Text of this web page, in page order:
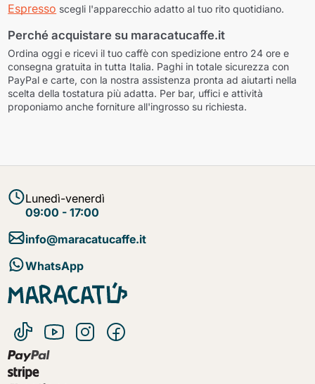
Espresso scegli l'apparecchio adatto al tuo rito quotidiano.
Perché acquistare su maracatucaffe.it
Ordina oggi e ricevi il tuo caffè con spedizione entro 24 ore e
consegna gratuita in tutta Italia. Paghi in totale sicurezza con
PayPal e carte, con la nostra assistenza pronta ad aiutarti nella
scelta della tostatura più adatta. Per bar, uffici e attività
proponiamo anche forniture all'ingrosso su richiesta.
Lunedì-venerdì
09:00 - 17:00
info@maracatucaffe.it
WhatsApp